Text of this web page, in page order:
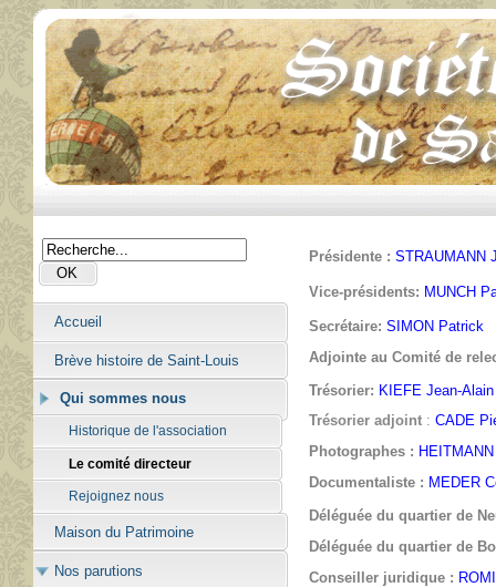
Accueil
Brève histoire de Saint-Louis
Qui sommes nous
Historique de l'association
Le comité directeur
Rejoignez nous
Maison du Patrimoine
Nos parutions
Présidente : STRAUMANN
Vice-présidents: MUNCH
Secrétaire: SIMON Patrick
Adjointe au Comité de
Trésorier: KIEFE Jean-Alain
Trésorier adjoint : CADE
Photographes :
Documentaliste : MEDER
Déléguée du quartier de
Déléguée du quartier de
Conseiller juridique :